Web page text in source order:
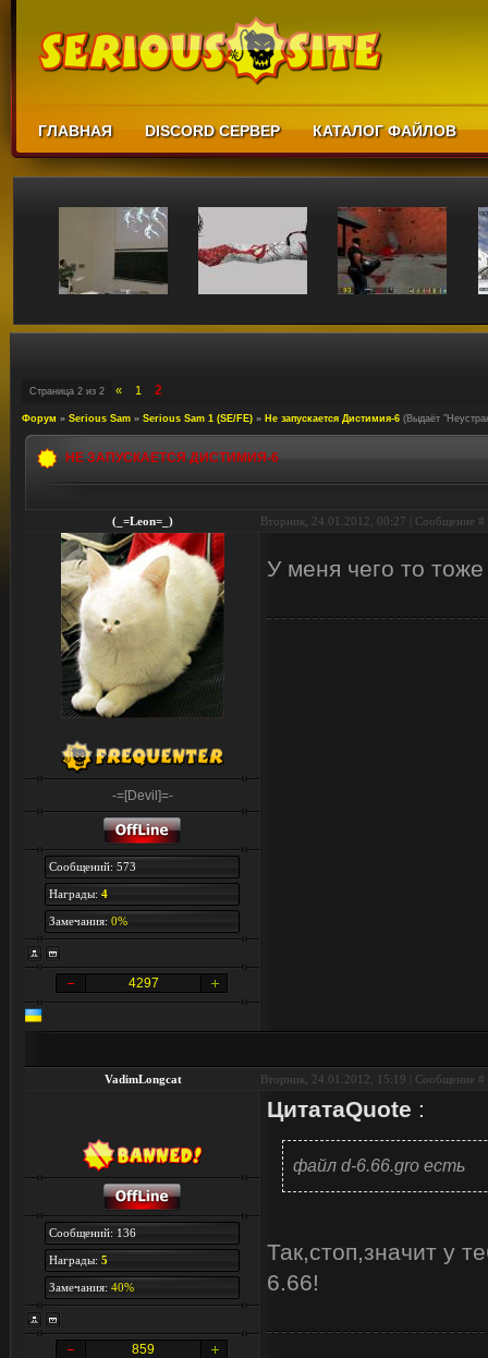
ГЛАВНАЯ DISCORD СЕРВЕР КАТАЛОГ ФАЙЛОВ
Страница 2 из 2 « 1 2
Форум » Serious Sam » Serious Sam 1 (SE/FE) » Не запускается Дистимия-6 (Выдаёт
НЕ ЗАПУСКАЕТСЯ ДИСТИМИЯ-6
(_=Leon=_) Вторник, 24.01.2012, 00:27 | Сообщение #
-=[Devil]=-
Сообщений: 573
Награды: 4
Замечания: 0%
4297
У меня чего то
VadimLongcat Вторник, 24.01.2012, 15:19 | Сообщение #
Сообщений: 136
Награды: 5
Замечания: 40%
859
ЦитатаQuote :
файл d-6.66.gro есть
Так,стоп,значит у
6.66!